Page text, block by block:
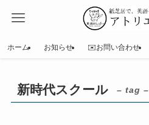
ホーム お知らせ ✉️お問い合わせ
新時代スクール – tag –